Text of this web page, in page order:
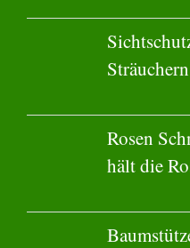
Rosen
hält die